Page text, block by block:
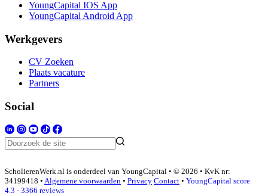
YoungCapital IOS App
YoungCapital Android App
Werkgevers
CV Zoeken
Plaats vacature
Partners
Social
ScholierenWerk.nl is onderdeel van YoungCapital • © 2026 • KvK nr:
34199418 • Algemene voorwaarden • Privacy Contact • YoungCapital score
4.3 - 3366 reviews